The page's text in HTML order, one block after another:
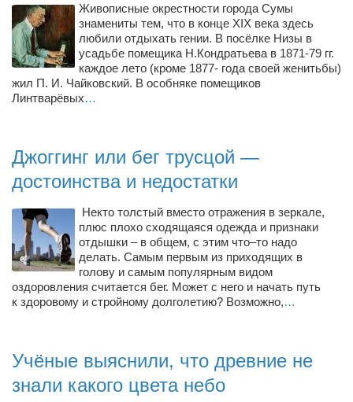
Писатели
Поэты
Режиссёры
Художники
Леонтий Костур
Римма Миленкова
Ирина Проценко
Александр Садовский
Сергей Степанов
Анна Черненко
Живописные окрестности города Сумы
знамениты тем, что в конце XIX века здесь
любили отдыхать гении. В посёлке Низы в
усадьбе помещика Н.Кондратьева в 1871-79 гг.
каждое лето (кроме 1877- года своей женитьбы)
жил П. И. Чайковский. В особняке помещиков
Линтварёвых…
Джоггинг или бег трусцой —
достоинства и недостатки
Некто толстый вместо отражения в зеркале,
плюс плохо сходящаяся одежда и признаки
отдышки – в общем, с этим что–то надо
делать. Самым первым из приходящих в
голову и самым популярным видом
оздоровления считается бег. Может с него и начать путь
к здоровому и стройному долголетию? Возможно,…
Учёные выяснили, что древние не
знали какого цвета небо